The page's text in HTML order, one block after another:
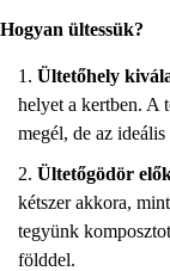
Hogyan ültessük?
Ültetőhely
helyet a kertben. A
megél, de az
Ültetőgödör
kétszer akkora,
tegyünk
földdel.